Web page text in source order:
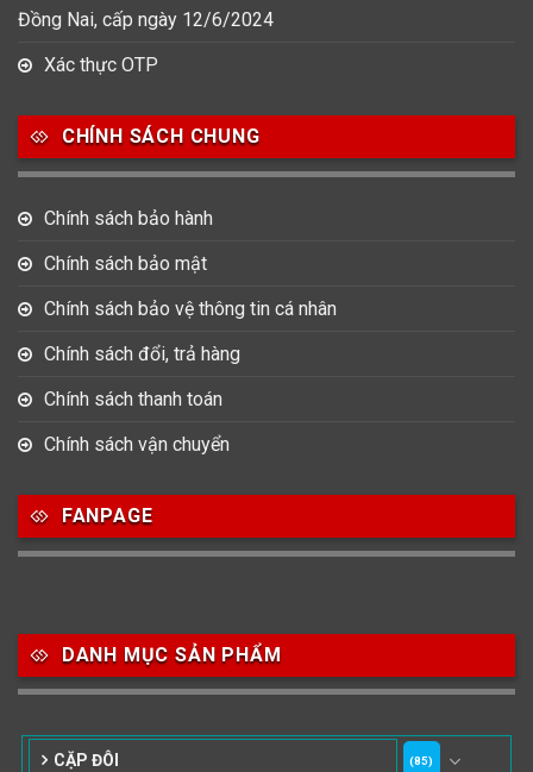
Đồng Nai, cấp ngày 12/6/2024
Xác thực OTP
CHÍNH SÁCH CHUNG
Chính sách bảo hành
Chính sách bảo mật
Chính sách bảo vệ thông tin cá nhân
Chính sách đổi, trả hàng
Chính sách thanh toán
Chính sách vận chuyển
FANPAGE
DANH MỤC SẢN PHẨM
CẶP ĐÔI (85)